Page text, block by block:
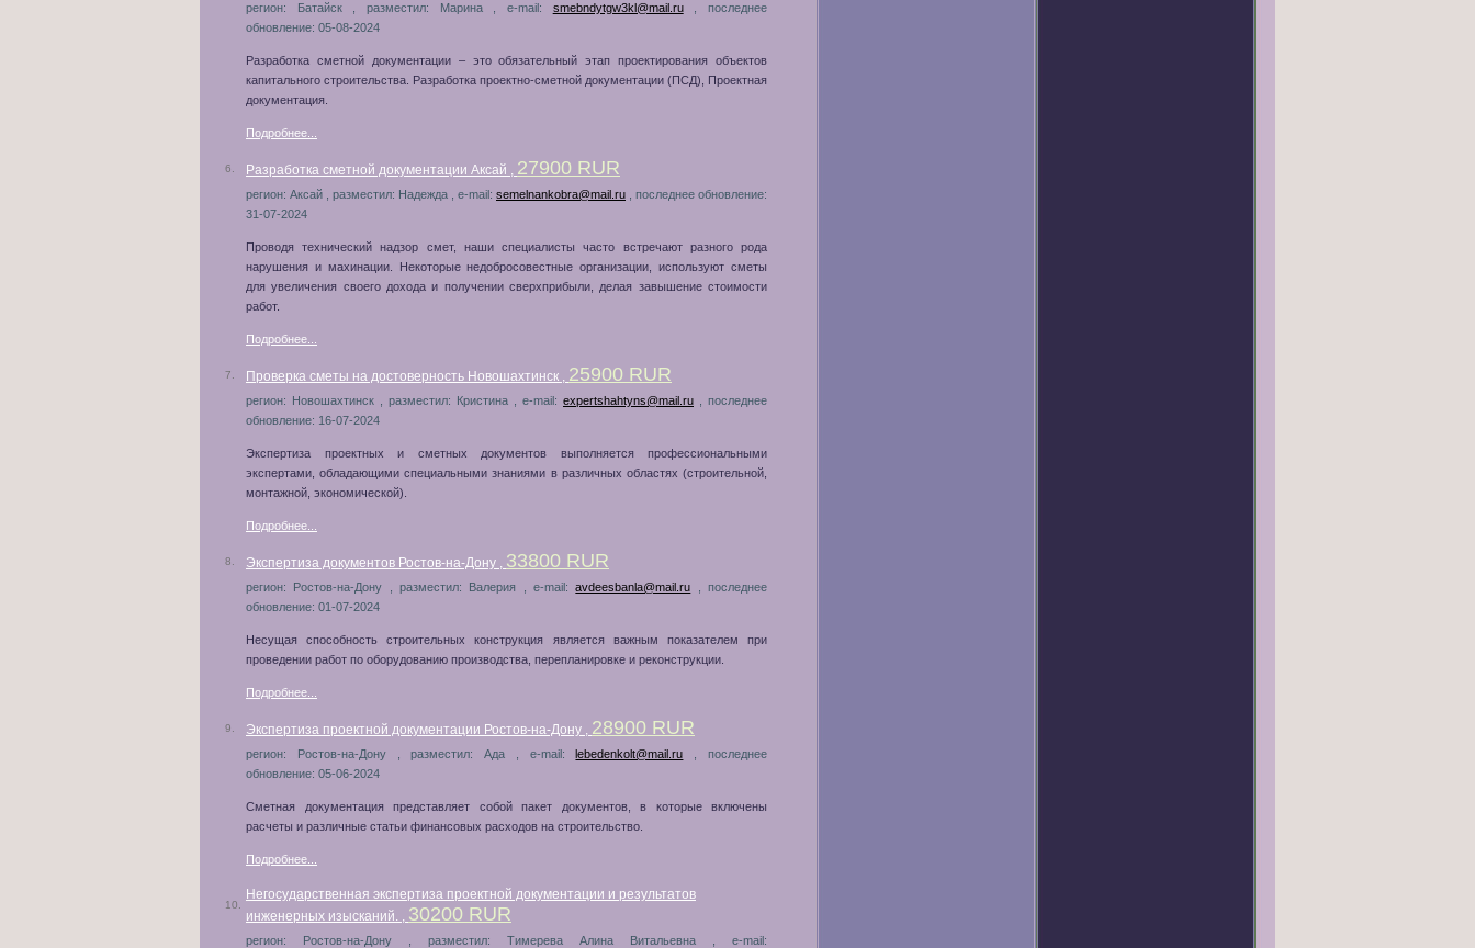
регион: Батайск , разместил: Марина , e-mail: smebndytgw3kl@mail.ru, последнее
обновление: 05-08-2024
Разработка сметной документации – это обязательный этап проектирования объектов
капитального строительства. Разработка проектно-сметной документации (ПСД), Проектная
документация.
Подробнее...
6. Разработка сметной документации Аксай , 27900 RUR
регион: Аксай , разместил: Надежда , e-mail: semelnankobra@mail.ru , последнее обновление:
31-07-2024
Проводя технический надзор смет, наши специалисты часто встречают разного рода
нарушения и махинации. Некоторые недобросовестные организации, используют сметы
для увеличения своего дохода и получении сверхприбыли, делая завышение стоимости
работ.
Подробнее...
7. Проверка сметы на достоверность Новошахтинск , 25900 RUR
регион: Новошахтинск , разместил: Кристина , e-mail: expertshahtyns@mail.ru , последнее
обновление: 16-07-2024
Экспертиза проектных и сметных документов выполняется профессиональными
экспертами, обладающими специальными знаниями в различных областях (строительной,
монтажной, экономической).
Подробнее...
8. Экспертиза документов Ростов-на-Дону , 33800 RUR
регион: Ростов-на-Дону , разместил: Валерия , e-mail:avdeesbanla@mail.ru , последнее
обновление: 01-07-2024
Несущая способность строительных конструкция является важным показателем при
проведении работ по оборудованию производства, перепланировке и реконструкции.
Подробнее...
9. Экспертиза проектной документации Ростов-на-Дону , 28900 RUR
регион: Ростов-на-Дону , разместил: Ада , e-mail:lebedenkolt@mail.ru , последнее
обновление: 05-06-2024
Сметная документация представляет собой пакет документов, в которые включены
расчеты и различные статьи финансовых расходов на строительство.
Подробнее...
10.
Негосударственная экспертиза проектной документации и результатов
инженерных изысканий. , 30200 RUR
регион: Ростов-на-Дону , разместил: Тимерева Алина Витальевна , e-mail: